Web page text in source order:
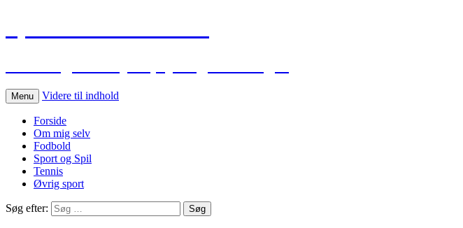
Menu Videre til indhold
Forside
Om mig selv
Fodbold
Sport og Spil
Tennis
Øvrig sport
Søg efter: